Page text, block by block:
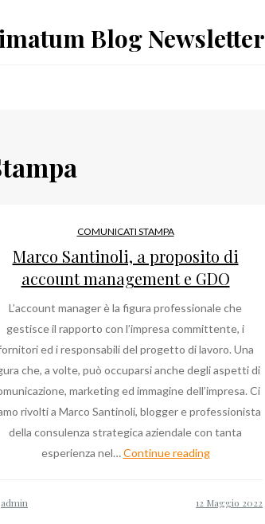
Blog Newsletter
COMUNICATI STAMPA
Marco Santinoli, a proposito di
account management e GDO
L’account manager è la figura professionale che
gestisce il rapporto con l’impresa committente, i
ed i responsabili del progetto di lavoro. Una
che, a volte, può occuparsi anche degli aspetti di
marketing ed immagine dell’impresa. Ci
rivolti a Marco Santinoli, blogger e professionista
della consulenza strategica aziendale con tanta
esperienza nel…Continue readingMarco
admin